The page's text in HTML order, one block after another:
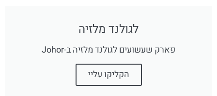
לגולנד מלזיה
פארק שעשועים לגולנד מלזיה ב-Johor
הקליקו עליי